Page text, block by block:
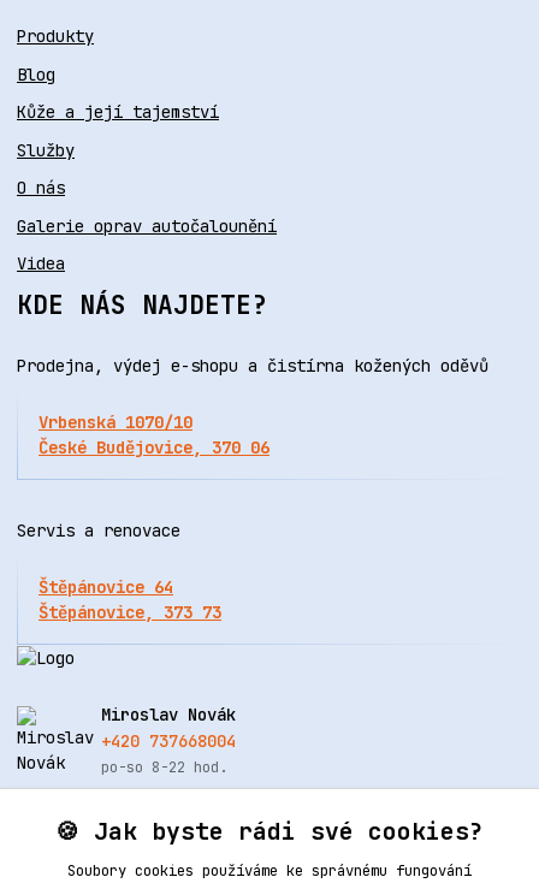
Produkty
Blog
Kůže a její tajemství
Služby
O nás
Galerie oprav autočalounění
Videa
KDE NÁS NAJDETE?
Prodejna, výdej e-shopu a čistírna kožených oděvů
Vrbenská 1070/10
České Budějovice, 370 06
Servis a renovace
Štěpánovice 64
Štěpánovice, 373 73
Miroslav Novák
+420 737668004
po-so 8-22 hod.
info@renovacekuze.cz
🍪 Jak byste rádi své cookies?
Soubory cookies používáme ke správnému fungování